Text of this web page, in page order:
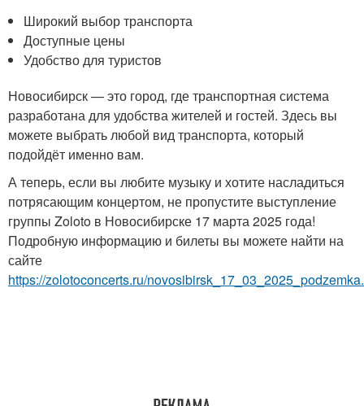
Широкий выбор транспорта
Доступные цены
Удобство для туристов
Новосибирск — это город, где транспортная система
разработана для удобства жителей и гостей. Здесь вы
можете выбрать любой вид транспорта, который
подойдёт именно вам.
А теперь, если вы любите музыку и хотите насладиться
потрясающим концертом, не пропустите выступление
группы Zoloto в Новосибирске 17 марта 2025 года!
Подробную информацию и билеты вы можете найти на
сайте
https://zolotoconcerts.ru/